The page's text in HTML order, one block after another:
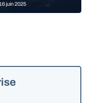
juin 2025